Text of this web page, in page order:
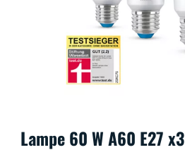
Lampe 60 W A60 E27 x3